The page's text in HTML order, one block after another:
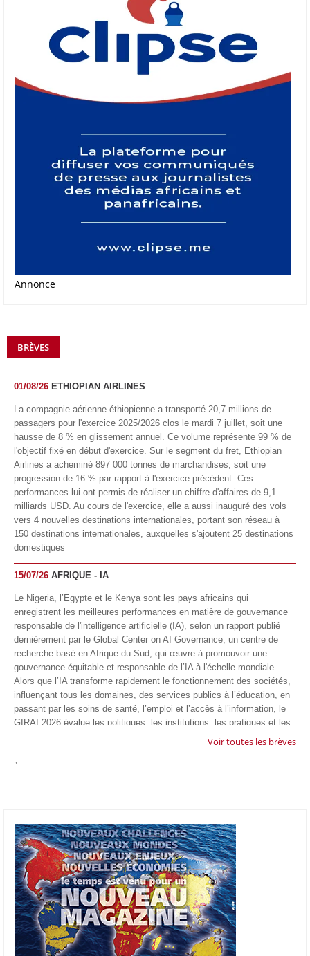
Annonce
BRÈVES
01/08/26 ETHIOPIAN AIRLINES
La compagnie aérienne éthiopienne a transporté 20,7 millions de
passagers pour l'exercice 2025/2026 clos le mardi 7 juillet, soit une
hausse de 8 % en glissement annuel. Ce volume représente 99 % de
l'objectif fixé en début d'exercice. Sur le segment du fret, Ethiopian
Airlines a acheminé 897 000 tonnes de marchandises, soit une
progression de 16 % par rapport à l'exercice précédent. Ces
performances lui ont permis de réaliser un chiffre d'affaires de 9,1
milliards USD. Au cours de l'exercice, elle a aussi inauguré des vols
vers 4 nouvelles destinations internationales, portant son réseau à
150 destinations internationales, auxquelles s'ajoutent 25 destinations
domestiques
15/07/26 AFRIQUE - IA
Le Nigeria, l’Egypte et le Kenya sont les pays africains qui
enregistrent les meilleures performances en matière de gouvernance
responsable de l'intelligence artificielle (IA), selon un rapport publié
dernièrement par le Global Center on AI Governance, un centre de
recherche basé en Afrique du Sud, qui œuvre à promouvoir une
gouvernance équitable et responsable de l’IA à l'échelle mondiale.
Alors que l’IA transforme rapidement le fonctionnement des sociétés,
influençant tous les domaines, des services publics à l’éducation, en
passant par les soins de santé, l’emploi et l’accès à l’information, le
GIRAI 2026 évalue les politiques, les institutions, les pratiques et les
conditions générales de gouvernance qui favorisent un déploiement
technologie.
appliquée d'Afrique à À Accra, au Ghana. L'annonce a été faite
mercredi 1er juillet lors du premier Google Cloud Summit du groupe
américain, qui a également indiqué avoir dépassé son objectif
d'investir un milliard de dollars sur le continent en cinq ans. Baptisée
Google Africa Applied AI Lab, la structure sera hébergée à l'AI
Community Centre d'Accra. Elle associera des fondateurs de start-up
venus de tout le continent à des chercheurs de Google et leur donnera
un accès anticipé aux derniers modèles d'IA de l'entreprise. Les
candidatures sont ouvertes jusqu'au 31 août 2026.
Voir toutes les brèves
"